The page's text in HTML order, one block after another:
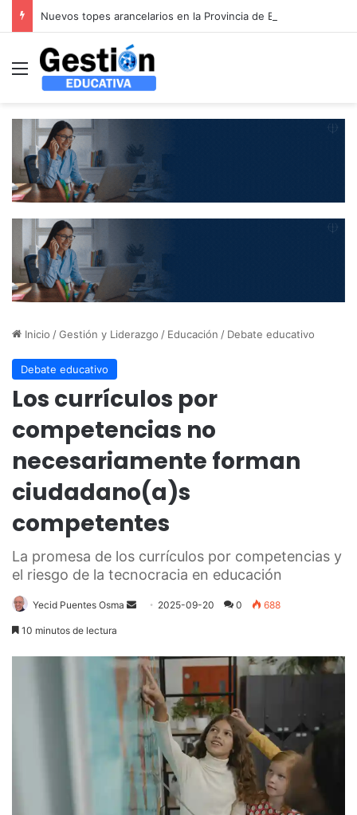
Menú
Inicio /Gestión y Liderazgo / Educación / Debate educativo
Debate educativo
Los currículos por
competencias no
necesariamente forman
ciudadano(a)s
competentes
La promesa de los currículos por competencias y
el riesgo de la tecnocracia en educación
Yecid Puentes Osma
Send 2025-09-20 0 688
10 minutos de lectura